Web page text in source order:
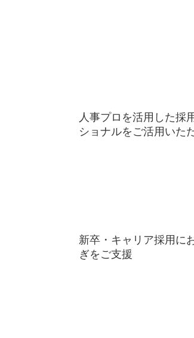
人事プロを活用した採
ショナルをご活用いた
新卒・キャリア採用に
ぎをご支援